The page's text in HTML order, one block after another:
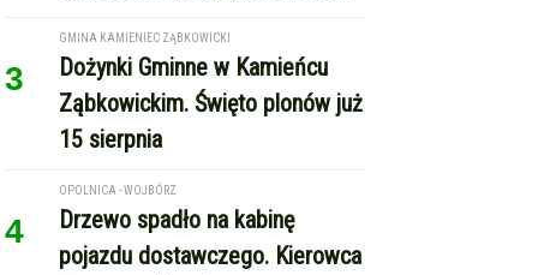
3
GMINA KAMIENIEC ZĄBKOWICKI
Dożynki Gminne w Kamieńcu
Ząbkowickim. Święto plonów już
15 sierpnia
4
OPOLNICA - WOJBÓRZ
Drzewo spadło na kabinę
pojazdu dostawczego. Kierowca